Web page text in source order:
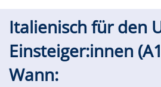
Italienisch für den
Einsteiger:innen
Wann: